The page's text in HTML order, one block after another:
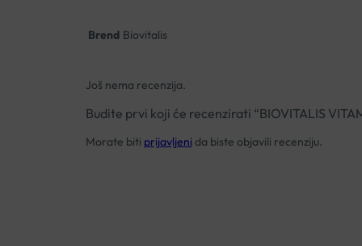
Brend Biovitalis
Još nema recenzija.
Budite prvi koji će recenzirati “BIOVITALIS
Morate biti prijavljeni da biste objavili recenziju.